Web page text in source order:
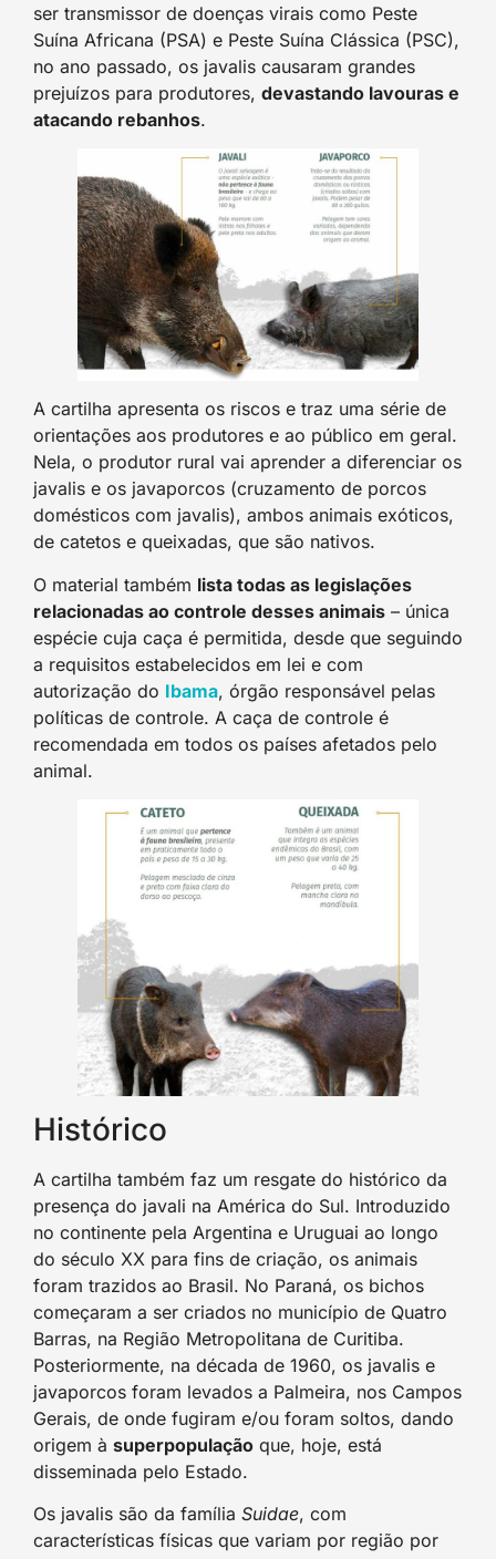
ser transmissor de doenças virais como Peste
Suína Africana (PSA) e Peste Suína Clássica (PSC),
no ano passado, os javalis causaram grandes
prejuízos para produtores, devastando lavouras e
atacando rebanhos.
A cartilha apresenta os riscos e traz uma série de
orientações aos produtores e ao público em geral.
Nela, o produtor rural vai aprender a diferenciar os
javalis e os javaporcos (cruzamento de porcos
domésticos com javalis), ambos animais exóticos,
de catetos e queixadas, que são nativos.
O material também lista todas as legislações
relacionadas ao controle desses animais – única
espécie cuja caça é permitida, desde que seguindo
a requisitos estabelecidos em lei e com
autorização do Ibama, órgão responsável pelas
políticas de controle. A caça de controle é
recomendada em todos os países afetados pelo
animal.
Histórico
A cartilha também faz um resgate do histórico da
presença do javali na América do Sul. Introduzido
no continente pela Argentina e Uruguai ao longo
do século XX para fins de criação, os animais
foram trazidos ao Brasil. No Paraná, os bichos
começaram a ser criados no município de Quatro
Barras, na Região Metropolitana de Curitiba.
Posteriormente, na década de 1960, os javalis e
javaporcos foram levados a Palmeira, nos Campos
Gerais, de onde fugiram e/ou foram soltos, dando
origem à superpopulação que, hoje, está
disseminada pelo Estado.
Os javalis são da família Suidae, com
características físicas que variam por região por